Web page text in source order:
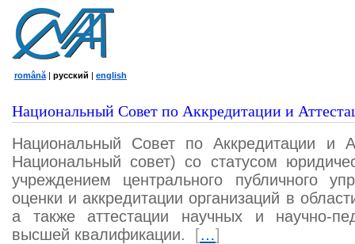
română | русский | english
Национальный Совет по Аккредитации и
Национальный Совет по Аккредитации и
Национальный совет) со статусом
учреждением центрального публичного
оценки и аккредитации организаций в
а также аттестации научных и научно-
высшей квалификации.
[…]